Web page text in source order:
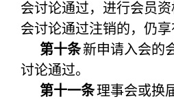
会讨论通过，进行会员
会讨论通过注销的，仍享
第十条新申请入会的
讨论通过。
第十一条理事会或换